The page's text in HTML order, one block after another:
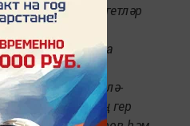
безнең егетләр
зачетында
кызлар 1 урынны
иттеләр «Минзәлә-
мәктәбенең гер